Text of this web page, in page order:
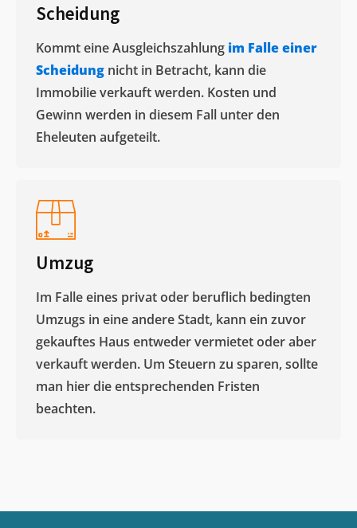
Scheidung
Kommt eine Ausgleichszahlung im Falle einer
Scheidung nicht in Betracht, kann die
Immobilie verkauft werden. Kosten und
Gewinn werden in diesem Fall unter den
Eheleuten aufgeteilt.​
Umzug
Im Falle eines privat oder beruflich bedingten
Umzugs in eine andere Stadt, kann ein zuvor
gekauftes Haus entweder vermietet oder aber
verkauft werden. Um Steuern zu sparen, sollte
man hier die entsprechenden Fristen
beachten.